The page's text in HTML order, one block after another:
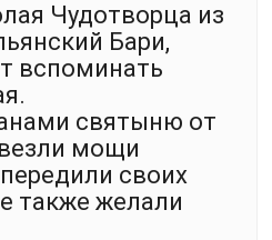
Чудотворца из
Бари,
вспоминать
святыню от
мощи
своих
также желали